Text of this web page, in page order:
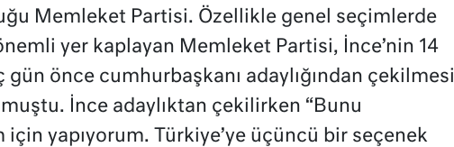
Memleket Partisi. Özellikle genel seçimlerde
yer kaplayan Memleket Partisi, İnce’nin 14
gün önce cumhurbaşkanı adaylığından çekilmesi
İnce adaylıktan çekilirken “Bunu
yapıyorum. Türkiye’ye üçüncü bir seçenek